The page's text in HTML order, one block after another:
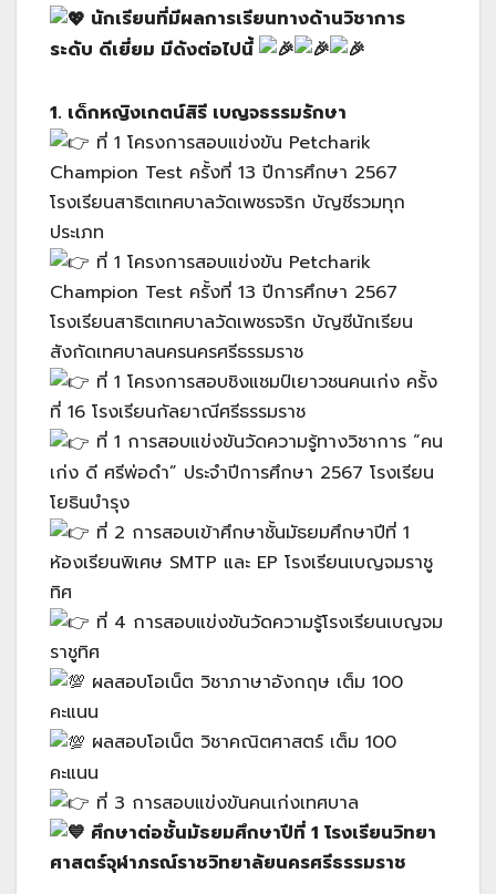
นักเรียนที่มีผลการเรียนทางด้านวิชาการ
ระดับ ดีเยี่ยม มีดังต่อไปนี้
1. เด็กหญิงเกตน์สิรี เบญจธรรมรักษา
ที่ 1 โครงการสอบแข่งขัน Petcharik
Champion Test ครั้งที่ 13 ปีการศึกษา 2567
โรงเรียนสาธิตเทศบาลวัดเพชรจริก บัญชีรวมทุก
ประเภท
ที่ 1 โครงการสอบแข่งขัน Petcharik
Champion Test ครั้งที่ 13 ปีการศึกษา 2567
โรงเรียนสาธิตเทศบาลวัดเพชรจริก บัญชีนักเรียน
สังกัดเทศบาลนครนครศรีธรรมราช
ที่ 1 โครงการสอบชิงแชมป์เยาวชนคนเก่ง ครั้ง
ที่ 16 โรงเรียนกัลยาณีศรีธรรมราช
ที่ 1 การสอบแข่งขันวัดความรู้ทางวิชาการ “คน
เก่ง ดี ศรีพ่อดำ” ประจำปีการศึกษา 2567 โรงเรียน
โยธินบำรุง
ที่ 2 การสอบเข้าศึกษาชั้นมัธยมศึกษาปีที่ 1
ห้องเรียนพิเศษ SMTP และ EP โรงเรียนเบญจมราชู
ทิศ
ที่ 4 การสอบแข่งขันวัดความรู้โรงเรียนเบญจม
ราชูทิศ
ผลสอบโอเน็ต วิชาภาษาอังกฤษ เต็ม 100
คะแนน
ผลสอบโอเน็ต วิชาคณิตศาสตร์ เต็ม 100
คะแนน
ที่ 3 การสอบแข่งขันคนเก่งเทศบาล
ศึกษาต่อชั้นมัธยมศึกษาปีที่ 1 โรงเรียนวิทยา
ศาสตร์จุฬาภรณ์ราชวิทยาลัยนครศรีธรรมราช